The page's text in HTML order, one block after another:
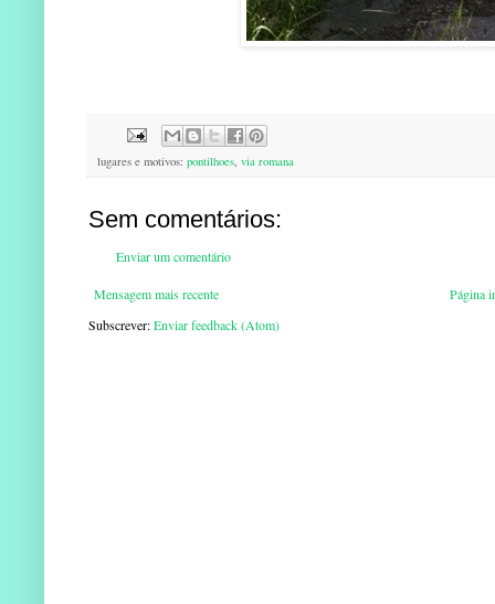
lugares e motivos: pontilhoes, via romana
Sem comentários:
Enviar um comentário
Mensagem mais recente
Página
Subscrever:Enviar feedback (Atom)